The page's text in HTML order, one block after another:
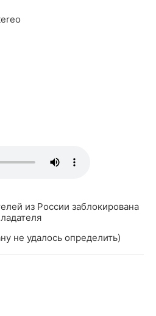
из России заблокирована
не удалось определить)